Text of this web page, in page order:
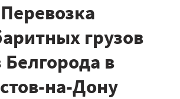
Перевозка
грузов
Белгорода в
на-Дону